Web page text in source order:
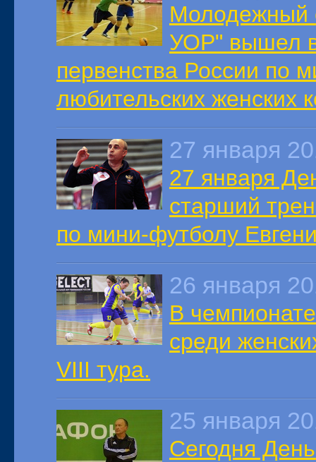
Молодежный
УОР" вышел
первенства России по
любительских женских
27 января
27 января
старший
по мини-футболу
26 января
В
среди
VIII тура.
25 января
Сегодня